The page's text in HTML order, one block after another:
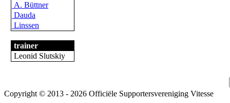
A. Büttner
Dauda
Linssen
trainer
Leonid Slutskiy
Copyright © 2013 - 2026 Officiële Supportersvereniging Vitesse